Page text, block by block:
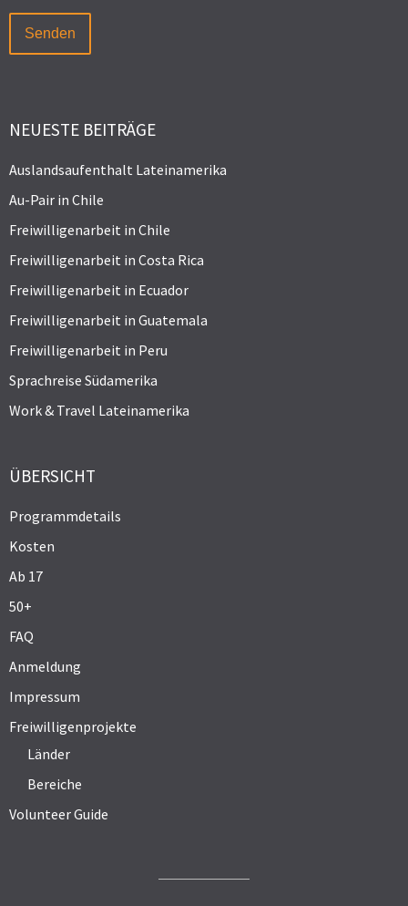
NEUESTE BEITRÄGE
Auslandsaufenthalt Lateinamerika
Au-Pair in Chile
Freiwilligenarbeit in Chile
Freiwilligenarbeit in Costa Rica
Freiwilligenarbeit in Ecuador
Freiwilligenarbeit in Guatemala
Freiwilligenarbeit in Peru
Sprachreise Südamerika
Work & Travel Lateinamerika
ÜBERSICHT
Programmdetails
Kosten
Ab 17
50+
FAQ
Anmeldung
Impressum
Freiwilligenprojekte
Länder
Bereiche
Volunteer Guide